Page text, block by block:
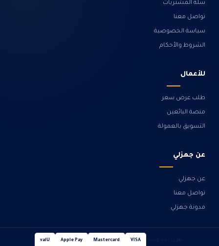
سلة المشتريات
تواصل معنا
سياسة الخصوصية
الشروط والأحكام
للأعمال
طلب عرض سعر
منصة البائعين
التسويق بالعمولة
عن جهزلي
عن جهزلي
تواصل معنا
مدونة جهزلي
VISA
Mastercard
Apple Pay
valU